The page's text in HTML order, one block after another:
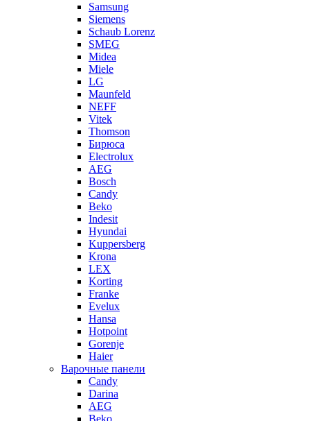
Samsung
Siemens
Schaub Lorenz
SMEG
Midea
Miele
LG
Maunfeld
NEFF
Vitek
Thomson
Бирюса
Electrolux
AEG
Bosch
Candy
Beko
Indesit
Hyundai
Kuppersberg
Krona
LEX
Korting
Franke
Evelux
Hansa
Hotpoint
Gorenje
Haier
Варочные панели
Candy
Darina
AEG